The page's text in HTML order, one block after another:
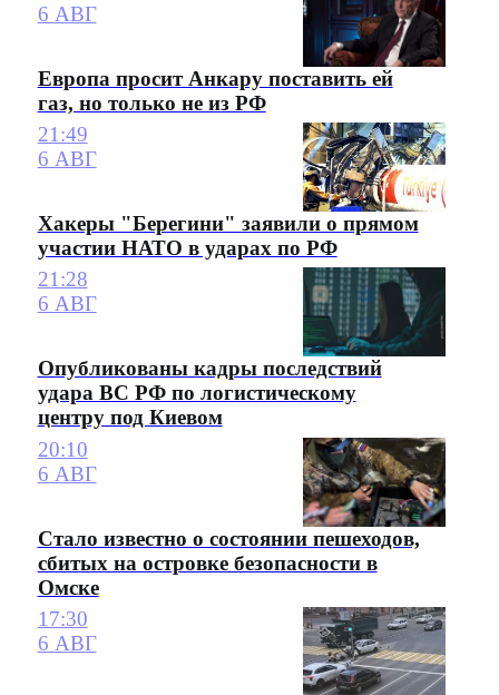
6 АВГ
Европа просит Анкару поставить ей
газ, но только не из РФ
21:49
6 АВГ
Хакеры "Берегини" заявили о прямом
участии НАТО в ударах по РФ
21:28
6 АВГ
Опубликованы кадры последствий
удара ВС РФ по логистическому
центру под Киевом
20:10
6 АВГ
Стало известно о состоянии пешеходов,
сбитых на островке безопасности в
Омске
17:30
6 АВГ